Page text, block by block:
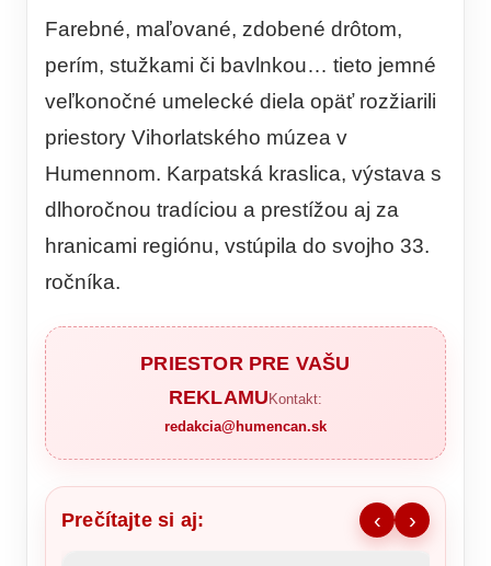
Farebné, maľované, zdobené drôtom,
perím, stužkami či bavlnkou… tieto jemné
veľkonočné umelecké diela opäť rozžiarili
priestory Vihorlatského múzea v
Humennom. Karpatská kraslica, výstava s
dlhoročnou tradíciou a prestížou aj za
hranicami regiónu, vstúpila do svojho 33.
ročníka.
PRIESTOR PRE VAŠU
REKLAMU Kontakt:
redakcia@humencan.sk
Prečítajte si aj: ‹ ›